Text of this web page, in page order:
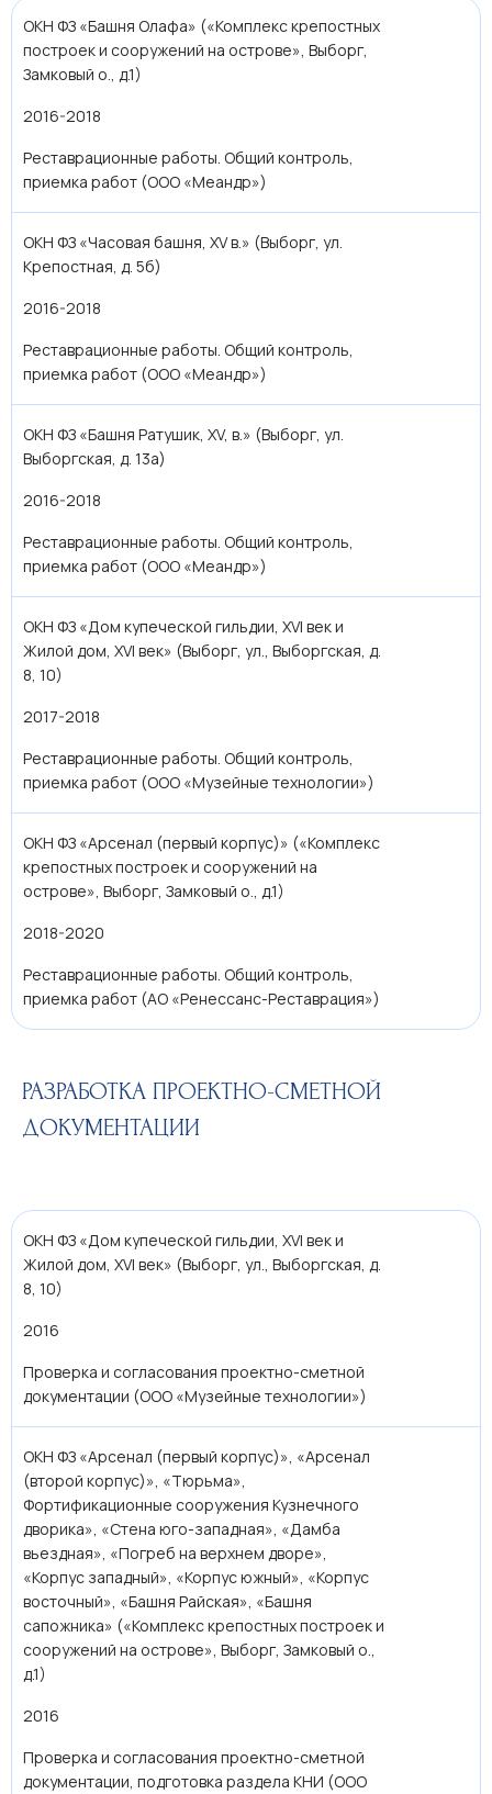
ОКН ФЗ «Башня Олафа» («Комплекс крепостных
построек и сооружений на острове», Выборг,
Замковый о., д.1)
2016-2018
Реставрационные работы. Общий контроль,
приемка работ (ООО «Меандр»)
ОКН ФЗ «Часовая башня, XV в.» (Выборг, ул.
Крепостная, д. 5б)
2016-2018
Реставрационные работы. Общий контроль,
приемка работ (ООО «Меандр»)
ОКН ФЗ «Башня Ратушик, XV, в.» (Выборг, ул.
Выборгская, д. 13а)
2016-2018
Реставрационные работы. Общий контроль,
приемка работ (ООО «Меандр»)
ОКН ФЗ «Дом купеческой гильдии, XVI век и
Жилой дом, XVI век» (Выборг, ул., Выборгская, д.
8, 10)
2017-2018
Реставрационные работы. Общий контроль,
приемка работ (ООО «Музейные технологии»)
ОКН ФЗ «Арсенал (первый корпус)» («Комплекс
крепостных построек и сооружений на
острове», Выборг, Замковый о., д.1)
2018-2020
Реставрационные работы. Общий контроль,
приемка работ (АО «Ренессанс-Реставрация»)
РАЗРАБОТКА ПРОЕКТНО-СМЕТНОЙ
ДОКУМЕНТАЦИИ
ОКН ФЗ «Дом купеческой гильдии, XVI век и
Жилой дом, XVI век» (Выборг, ул., Выборгская, д.
8, 10)
2016
Проверка и согласования проектно-сметной
документации (ООО «Музейные технологии»)
ОКН ФЗ «Арсенал (первый корпус)», «Арсенал
(второй корпус)», «Тюрьма»,
Фортификационные сооружения Кузнечного
дворика», «Стена юго-западная», «Дамба
вьездная», «Погреб на верхнем дворе»,
«Корпус западный», «Корпус южный», «Корпус
восточный», «Башня Райская», «Башня
сапожника» («Комплекс крепостных построек и
сооружений на острове», Выборг, Замковый о.,
д.1)
2016
Проверка и согласования проектно-сметной
документации, подготовка раздела КНИ (ООО